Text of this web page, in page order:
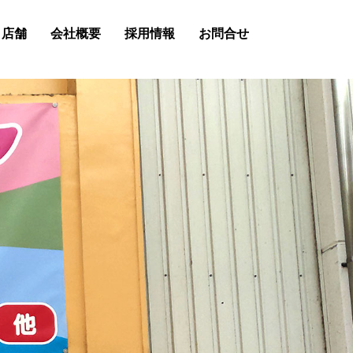
店舗 会社概要 採用情報 お問合せ